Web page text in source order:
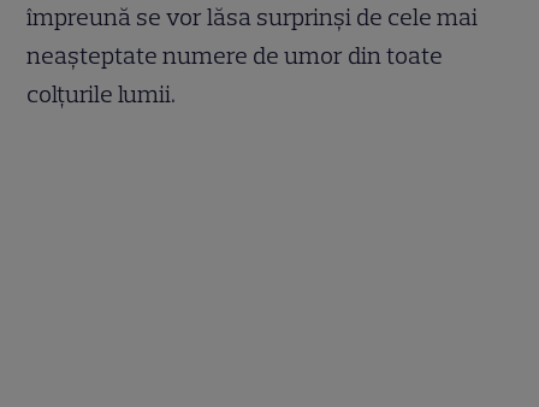
împreună se vor lăsa surprinși de cele mai
neașteptate numere de umor din toate
colțurile lumii.